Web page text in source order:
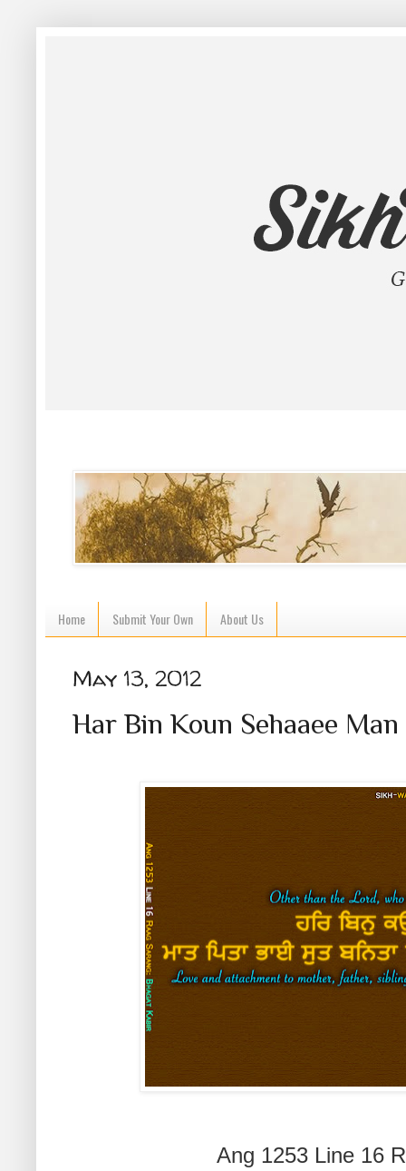
Home Submit Your Own About Us
May 13, 2012
Har Bin Koun Sehaaee Man
Ang 1253 Line 16